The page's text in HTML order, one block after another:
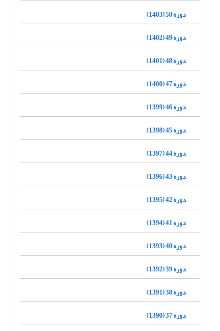
دوره 50 (1403)
دوره 49 (1402)
دوره 48 (1401)
دوره 47 (1400)
دوره 46 (1399)
دوره 45 (1398)
دوره 44 (1397)
دوره 43 (1396)
دوره 42 (1395)
دوره 41 (1394)
دوره 40 (1393)
دوره 39 (1392)
دوره 38 (1391)
دوره 37 (1390)